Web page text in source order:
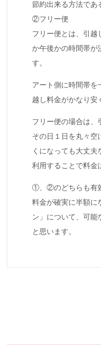
節約出来る方法であ
②フリー便
フリー便とは、引越
か午後かの時間帯が
す。
アート側に時間帯を
越し料金がかなり安
フリー便の場合は、
その日１日を丸々空
くになっても大丈
利用することで料金
①、②のどちらも有
料金が確実に半額に
ン」について、可能
と思います。